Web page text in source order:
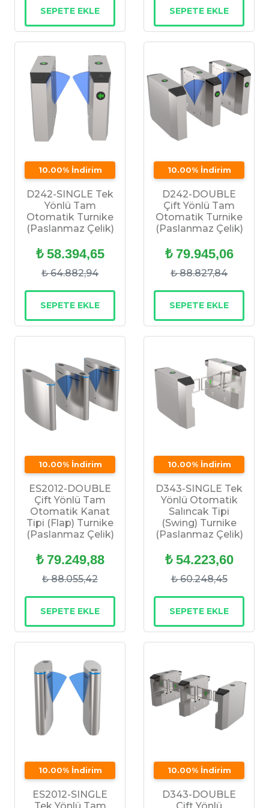
SEPETE EKLE SEPETE EKLE
10.00% İndirim
D242-SINGLE Tek
Yönlü Tam
Otomatik Turnike
(Paslanmaz Çelik)
₺ 58.394,65
₺ 64.882,94
SEPETE EKLE
10.00% İndirim
D242-DOUBLE
Çift Yönlü Tam
Otomatik Turnike
(Paslanmaz Çelik)
₺ 79.945,06
₺ 88.827,84
SEPETE EKLE
10.00% İndirim
ES2012-DOUBLE
Çift Yönlü Tam
Otomatik Kanat
Tipi (Flap) Turnike
(Paslanmaz Çelik)
₺ 79.249,88
₺ 88.055,42
SEPETE EKLE
10.00% İndirim
D343-SINGLE Tek
Yönlü Otomatik
Salıncak Tipi
(Swing) Turnike
(Paslanmaz Çelik)
₺ 54.223,60
₺ 60.248,45
SEPETE EKLE
10.00% İndirim
ES2012-SINGLE
10.00% İndirim
D343-DOUBLE